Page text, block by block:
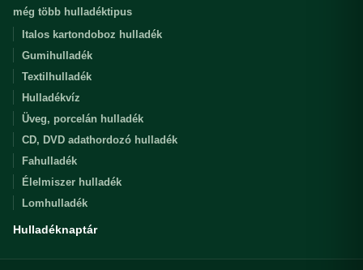
még több hulladéktipus
Italos kartondoboz hulladék
Gumihulladék
Textilhulladék
Hulladékvíz
Üveg, porcelán hulladék
CD, DVD adathordozó hulladék
Fahulladék
Élelmiszer hulladék
Lomhulladék
Hulladéknaptár